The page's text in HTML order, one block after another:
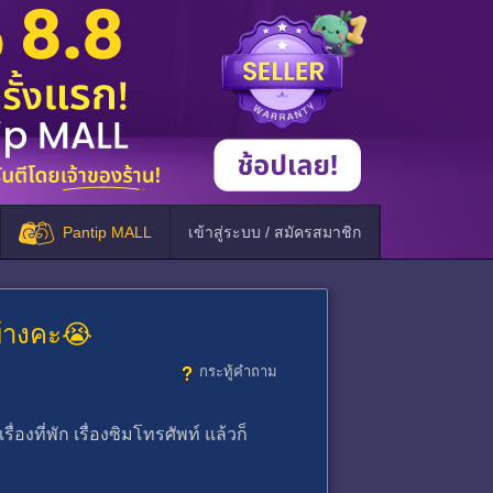
Pantip MALL เข้าสู่ระบบ / สมัครสมาชิก
งคะ😭
กระทู้คำถาม
รื่องที่พัก เรื่องซิมโทรศัพท์ แล้วก็